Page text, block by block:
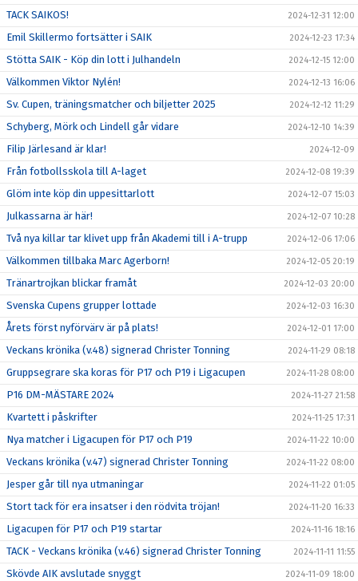
TACK SAIKOS! 2024-12-31 12:00
Emil Skillermo fortsätter i SAIK 2024-12-23 17:34
Stötta SAIK - Köp din lott i Julhandeln 2024-12-15 12:00
Välkommen Viktor Nylén! 2024-12-13 16:06
Sv. Cupen, träningsmatcher och biljetter 2025 2024-12-12 11:29
Schyberg, Mörk och Lindell går vidare 2024-12-10 14:39
Filip Järlesand är klar! 2024-12-09
Från fotbollsskola till A-laget 2024-12-08 19:39
Glöm inte köp din uppesittarlott 2024-12-07 15:03
Julkassarna är här! 2024-12-07 10:28
Två nya killar tar klivet upp från Akademi till i A-trupp 2024-12-06 17:06
Välkommen tillbaka Marc Agerborn! 2024-12-05 20:19
Tränartrojkan blickar framåt 2024-12-03 20:00
Svenska Cupens grupper lottade 2024-12-03 16:30
Årets först nyförvärv är på plats! 2024-12-01 17:00
Veckans krönika (v.48) signerad Christer Tonning 2024-11-29 08:18
Gruppsegrare ska koras för P17 och P19 i Ligacupen 2024-11-28 08:00
P16 DM-MÄSTARE 2024 2024-11-27 21:58
Kvartett i påskrifter 2024-11-25 17:31
Nya matcher i Ligacupen för P17 och P19 2024-11-22 10:00
Veckans krönika (v.47) signerad Christer Tonning 2024-11-22 08:00
Jesper går till nya utmaningar 2024-11-22 01:05
Stort tack för era insatser i den rödvita tröjan! 2024-11-20 16:33
Ligacupen för P17 och P19 startar 2024-11-16 18:16
TACK - Veckans krönika (v.46) signerad Christer Tonning 2024-11-11 11:55
Skövde AIK avslutade snyggt 2024-11-09 18:00